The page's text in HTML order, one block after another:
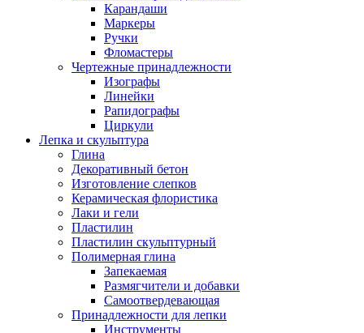
Карандаши
Маркеры
Ручки
Фломастеры
Чертежные принадлежности
Изографы
Линейки
Рапидографы
Циркули
Лепка и скульптура
Глина
Декоративный бетон
Изготовление слепков
Керамическая флористика
Лаки и гели
Пластилин
Пластилин скульптурный
Полимерная глина
Запекаемая
Размягчители и добавки
Самоотвердевающая
Принадлежности для лепки
Инструменты